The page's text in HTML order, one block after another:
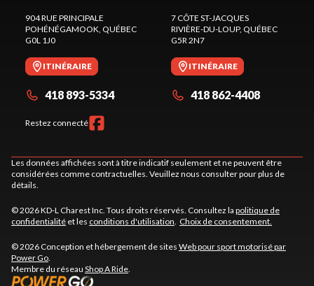
904 RUE PRINCIPALE
POHÉNÉGAMOOK, QUÉBEC
G0L 1J0
ITINÉRAIRE
418 893-5334
Restez connecté
7 CÔTE ST-JACQUES
RIVIÈRE-DU-LOUP, QUÉBEC
G5R 2N7
ITINÉRAIRE
418 862-4408
Les données affichées sont à titre indicatif seulement et ne peuvent être
considérées comme contractuelles. Veuillez nous consulter pour plus de
détails.
© 2026 KD-L Charest Inc. Tous droits réservés. Consultez la politique de
confidentialité et les conditions d'utilisation. Choix de consentement.
© 2026 Conception et hébergement de sites Web pour sport motorisé par
Power Go.
Membre du réseau Shop A Ride.